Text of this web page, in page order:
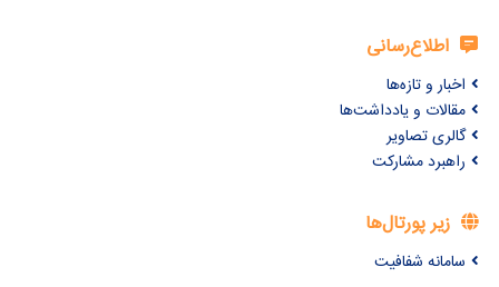
اطلاع‌رسانی
اخبار و تازه‌ها
مقالات و یادداشت‌ها
گالری تصاویر
راهبرد مشارکت
زیر پورتال‌ها
سامانه شفافیت